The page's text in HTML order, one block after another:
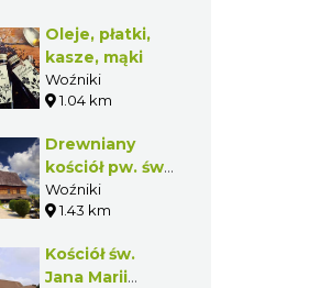
Oleje, płatki,
kasze, mąki
Woźniki
1.04 km
Drewniany
kościół pw. św.
Walentego i
grób Józefa
Woźnikach
Woźniki
1.43 km
Kościół św.
Jana Marii